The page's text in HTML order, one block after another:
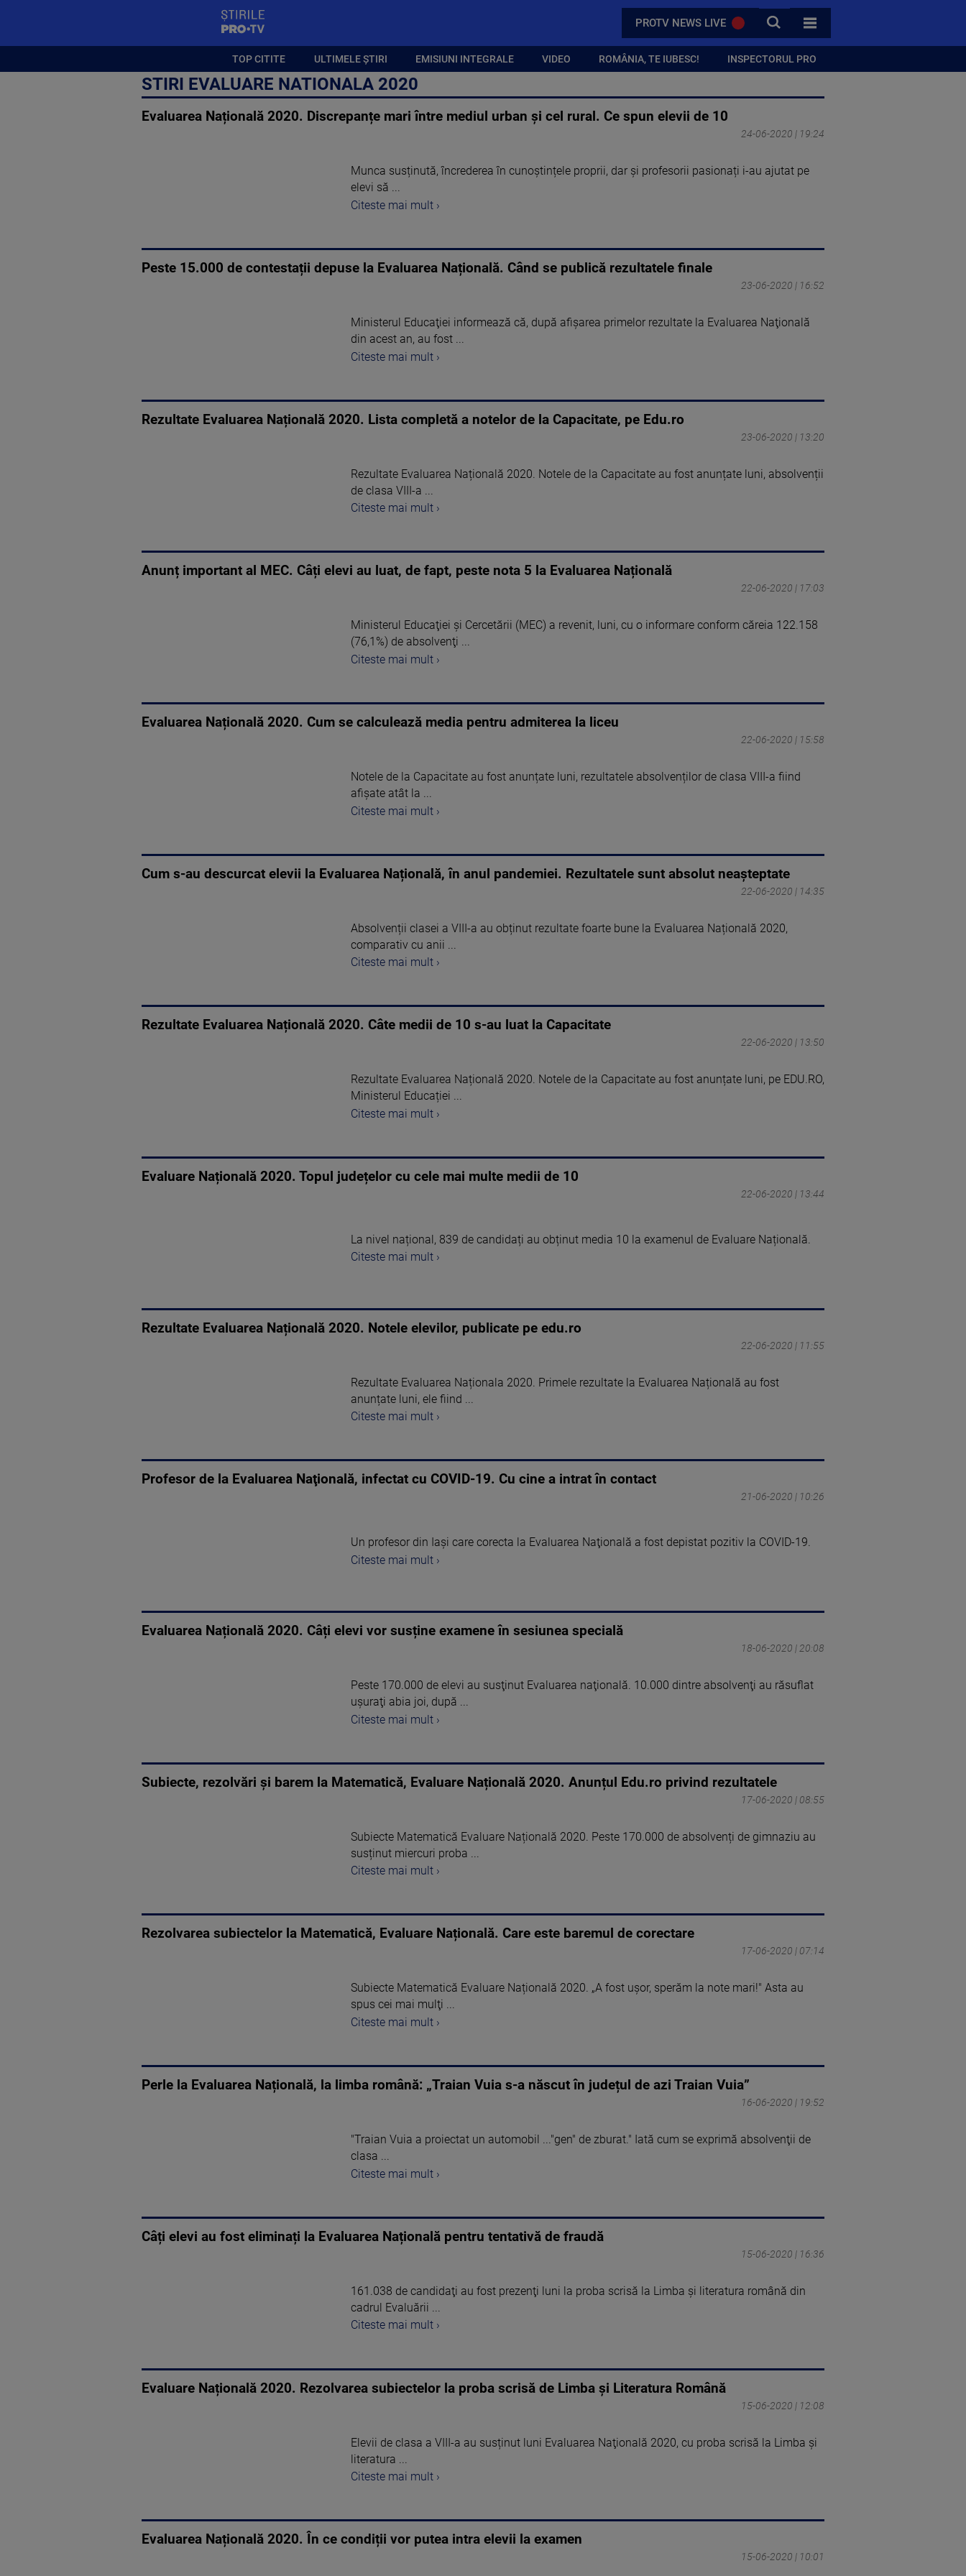
PROTV NEWS LIVE CAUTA
TOATE CATEGORIILE
TOP CITITE ULTIMELE ȘTIRI EMISIUNI INTEGRALE VIDEO ROMÂNIA, TE IUBESC! INSPECTORUL PRO
STIRI EVALUARE NATIONALA 2020
Evaluarea Națională 2020. Discrepanțe mari între mediul urban și cel rural. Ce spun elevii de 10
24-06-2020 | 19:24
Munca susținută, încrederea în cunoștințele proprii, dar și profesorii pasionați i-au ajutat pe
elevi să ...
Citeste mai mult ›
Peste 15.000 de contestații depuse la Evaluarea Națională. Când se publică rezultatele finale
23-06-2020 | 16:52
Ministerul Educaţiei informează că, după afişarea primelor rezultate la Evaluarea Naţională
din acest an, au fost ...
Citeste mai mult ›
Rezultate Evaluarea Națională 2020. Lista completă a notelor de la Capacitate, pe Edu.ro
23-06-2020 | 13:20
Rezultate Evaluarea Națională 2020. Notele de la Capacitate au fost anunțate luni, absolvenții
de clasa VIII-a ...
Citeste mai mult ›
Anunț important al MEC. Câți elevi au luat, de fapt, peste nota 5 la Evaluarea Națională
22-06-2020 | 17:03
Ministerul Educaţiei şi Cercetării (MEC) a revenit, luni, cu o informare conform căreia 122.158
(76,1%) de absolvenţi ...
Citeste mai mult ›
Evaluarea Națională 2020. Cum se calculează media pentru admiterea la liceu
22-06-2020 | 15:58
Notele de la Capacitate au fost anunțate luni, rezultatele absolvenților de clasa VIII-a fiind
afișate atât la ...
Citeste mai mult ›
Cum s-au descurcat elevii la Evaluarea Națională, în anul pandemiei. Rezultatele sunt absolut neașteptate
22-06-2020 | 14:35
Absolvenții clasei a VIII-a au obținut rezultate foarte bune la Evaluarea Națională 2020,
comparativ cu anii ...
Citeste mai mult ›
Rezultate Evaluarea Națională 2020. Câte medii de 10 s-au luat la Capacitate
22-06-2020 | 13:50
Rezultate Evaluarea Națională 2020. Notele de la Capacitate au fost anunțate luni, pe EDU.RO,
Ministerul Educației ...
Citeste mai mult ›
Evaluare Națională 2020. Topul județelor cu cele mai multe medii de 10
22-06-2020 | 13:44
La nivel național, 839 de candidați au obținut media 10 la examenul de Evaluare Națională.
Citeste mai mult ›
Rezultate Evaluarea Națională 2020. Notele elevilor, publicate pe edu.ro
22-06-2020 | 11:55
Rezultate Evaluarea Naționala 2020. Primele rezultate la Evaluarea Națională au fost
anunțate luni, ele fiind ...
Citeste mai mult ›
Profesor de la Evaluarea Naţională, infectat cu COVID-19. Cu cine a intrat în contact
21-06-2020 | 10:26
Un profesor din Iaşi care corecta la Evaluarea Naţională a fost depistat pozitiv la COVID-19.
Citeste mai mult ›
Evaluarea Națională 2020. Câți elevi vor susține examene în sesiunea specială
18-06-2020 | 20:08
Peste 170.000 de elevi au susţinut Evaluarea naţională. 10.000 dintre absolvenţi au răsuflat
uşuraţi abia joi, după ...
Citeste mai mult ›
Subiecte, rezolvări și barem la Matematică, Evaluare Națională 2020. Anunțul Edu.ro privind rezultatele
17-06-2020 | 08:55
Subiecte Matematică Evaluare Națională 2020. Peste 170.000 de absolvenți de gimnaziu au
susținut miercuri proba ...
Citeste mai mult ›
Rezolvarea subiectelor la Matematică, Evaluare Națională. Care este baremul de corectare
17-06-2020 | 07:14
Subiecte Matematică Evaluare Națională 2020. „A fost uşor, sperăm la note mari!" Asta au
spus cei mai mulţi ...
Citeste mai mult ›
Perle la Evaluarea Națională, la limba română: „Traian Vuia s-a născut în județul de azi Traian Vuia”
16-06-2020 | 19:52
"Traian Vuia a proiectat un automobil ..."gen" de zburat." Iată cum se exprimă absolvenţii de
clasa ...
Citeste mai mult ›
Câți elevi au fost eliminați la Evaluarea Națională pentru tentativă de fraudă
15-06-2020 | 16:36
161.038 de candidaţi au fost prezenţi luni la proba scrisă la Limba şi literatura română din
cadrul Evaluării ...
Citeste mai mult ›
Evaluare Națională 2020. Rezolvarea subiectelor la proba scrisă de Limba și Literatura Română
15-06-2020 | 12:08
Elevii de clasa a VIII-a au susținut luni Evaluarea Naţională 2020, cu proba scrisă la Limba şi
literatura ...
Citeste mai mult ›
Evaluarea Națională 2020. În ce condiții vor putea intra elevii la examen
15-06-2020 | 10:01